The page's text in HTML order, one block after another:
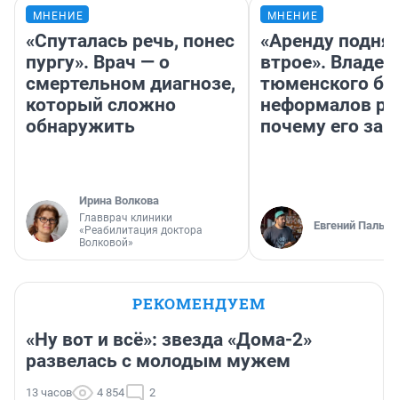
МНЕНИЕ
«Спуталась речь, понес
пургу». Врач — о
смертельном диагнозе,
который сложно
обнаружить
Ирина Волкова
Главврач клиники
«Реабилитация доктора
Волковой»
МНЕНИЕ
«Аренду
втрое».
тюменского
неформалов
почему его
Евгений
РЕКОМЕНДУЕМ
«Ну вот и всё»: звезда «Дома-2»
развелась с молодым мужем
13 часов 4 854 2